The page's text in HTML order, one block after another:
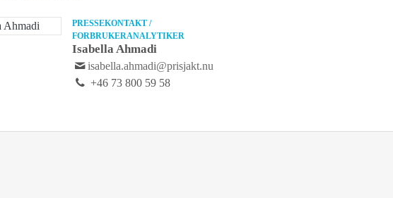
PRESSEKONTAKT /
FORBRUKERANALYTIKER
Isabella Ahmadi
isabella.ahmadi@prisjakt.nu
+46 73 800 59 58